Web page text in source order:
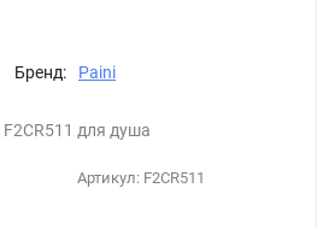
Бренд: Paini
для душа
Артикул: F2CR511